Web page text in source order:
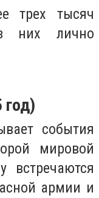
трех тысяч
них лично
события
мировой
армии и